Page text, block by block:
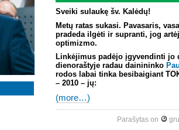
Sveiki sulaukę šv. Kalėdų!
Metų ratas sukasi. Pavasaris,
pradeda ilgėti ir supranti, jog
optimizmo.
Linkėjimus padėjo įgyvendinti jo
dienoraštyje radau dainininko
rodos labai tinka besibaigiant
– 2010 – jų:
(more…)
Parašytas on